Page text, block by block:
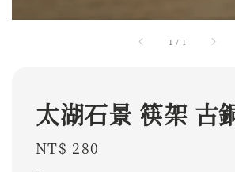
1 / 1
太湖石景 筷架 古
Regular
NT$ 280